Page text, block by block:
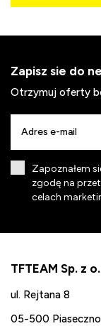
Zapisz sie do
Otrzymuj oferty
Zapoznałem
zgodę na
celach
TFTEAM Sp. z
ul. Rejtana 8
05-500 Piaseczno